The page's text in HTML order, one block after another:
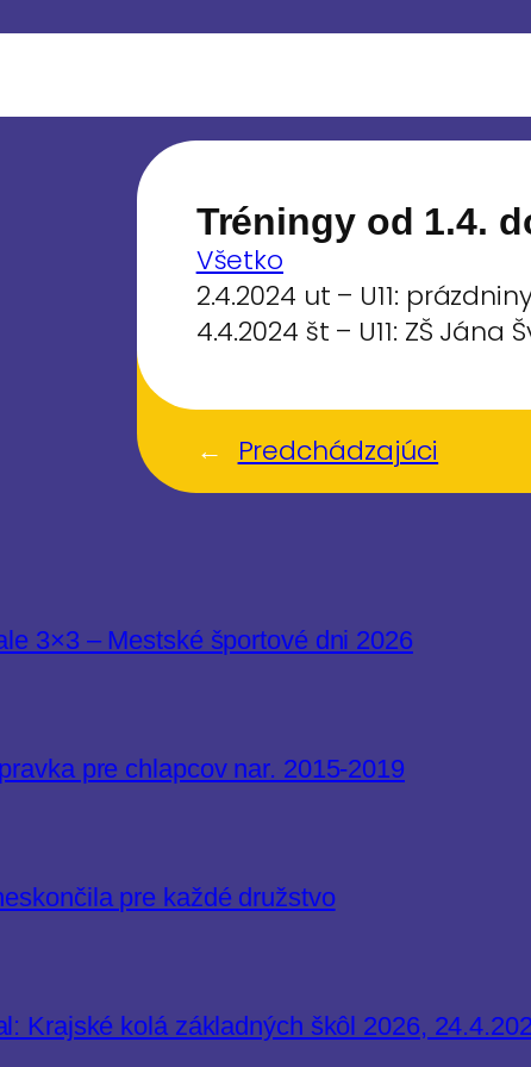
Tréningy od 1.4.
Všetko
2.4.2024 ut – U11:
4.4.2024 št – U11: ZŠ Jána
← Predchádzajúci
3×3 – Mestské športové dni 2026
pre chlapcov nar. 2015-2019
pre každé družstvo
Krajské kolá základných škôl 2026,